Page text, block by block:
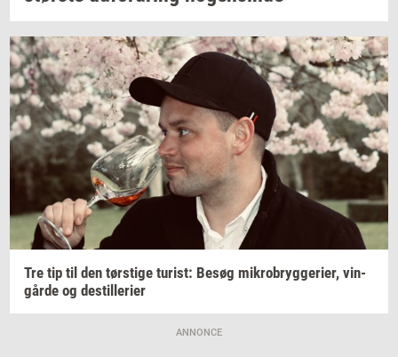
Tre tip til den tørsti­ge turist: Besøg mi­kro­bryg­ge­ri­er, vin­
går­de og destil­le­ri­er
ANNONCE